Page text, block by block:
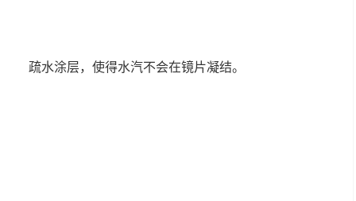
疏水涂层，使得水汽不会在镜片凝结。